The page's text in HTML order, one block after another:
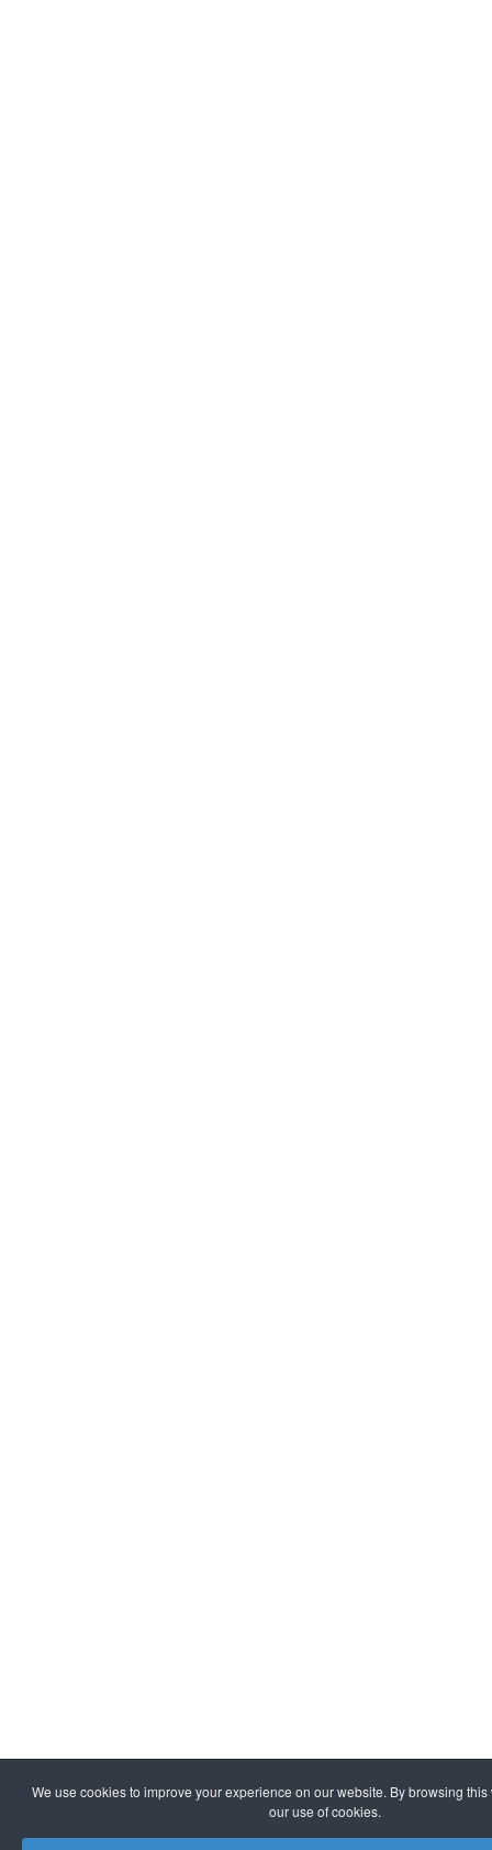
We use cookies to improve your experience on our website. By browsing
our use of cookies.